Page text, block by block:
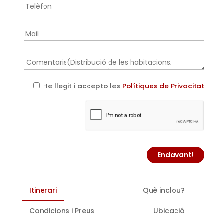
He llegit i accepto les Polítiques de Privacitat
Endavant!
Itinerari Què inclou?
Condicions i Preus Ubicació